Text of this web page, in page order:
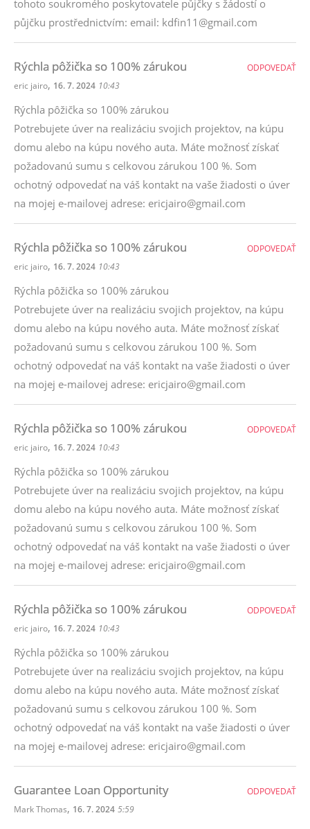
tohoto soukromého poskytovatele půjčky s žádostí o
půjčku prostřednictvím: email: kdfin11@gmail.com
Rýchla pôžička so 100% zárukou
eric jairo, 16. 7. 2024 10:43
Rýchla pôžička so 100% zárukou
Potrebujete úver na realizáciu svojich projektov, na kúpu
domu alebo na kúpu nového auta. Máte možnosť získať
požadovanú sumu s celkovou zárukou 100 %. Som
ochotný odpovedať na váš kontakt na vaše žiadosti o úver
na mojej e-mailovej adrese: ericjairo@gmail.com
ODPOVEDAŤ
Rýchla pôžička so 100% zárukou
eric jairo, 16. 7. 2024 10:43
Rýchla pôžička so 100% zárukou
Potrebujete úver na realizáciu svojich projektov, na kúpu
domu alebo na kúpu nového auta. Máte možnosť získať
požadovanú sumu s celkovou zárukou 100 %. Som
ochotný odpovedať na váš kontakt na vaše žiadosti o úver
na mojej e-mailovej adrese: ericjairo@gmail.com
ODPOVEDAŤ
Rýchla pôžička so 100% zárukou
eric jairo, 16. 7. 2024 10:43
Rýchla pôžička so 100% zárukou
Potrebujete úver na realizáciu svojich projektov, na kúpu
domu alebo na kúpu nového auta. Máte možnosť získať
požadovanú sumu s celkovou zárukou 100 %. Som
ochotný odpovedať na váš kontakt na vaše žiadosti o úver
na mojej e-mailovej adrese: ericjairo@gmail.com
ODPOVEDAŤ
Rýchla pôžička so 100% zárukou
eric jairo, 16. 7. 2024 10:43
Rýchla pôžička so 100% zárukou
Potrebujete úver na realizáciu svojich projektov, na kúpu
domu alebo na kúpu nového auta. Máte možnosť získať
požadovanú sumu s celkovou zárukou 100 %. Som
ochotný odpovedať na váš kontakt na vaše žiadosti o úver
na mojej e-mailovej adrese: ericjairo@gmail.com
ODPOVEDAŤ
Guarantee Loan Opportunity
Mark Thomas, 16. 7. 2024 5:59
ODPOVEDAŤ